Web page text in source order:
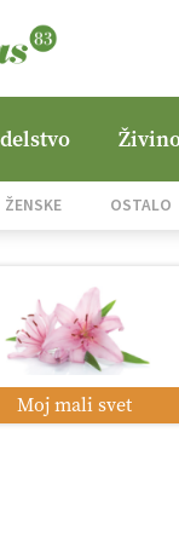
ŽENSKE OSTALO
Moj mali svet